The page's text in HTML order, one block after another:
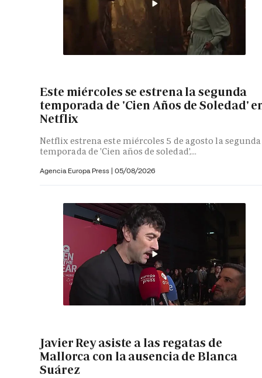
Este miércoles se estrena la segunda
temporada de 'Cien Años de Soledad'
Netflix
Netflix estrena este miércoles 5 de agosto la segunda
temporada de 'Cien años de soledad',...
Agencia Europa Press | 05/08/2026
Javier Rey asiste a las regatas de
Mallorca con la ausencia de Blanca
Suárez